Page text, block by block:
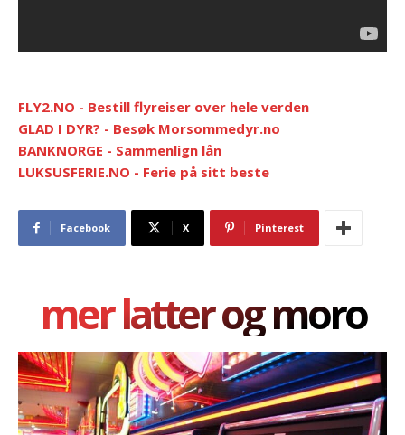
FLY2.NO - Bestill flyreiser over hele verden
GLAD I DYR? - Besøk Morsommedyr.no
BANKNORGE - Sammenlign lån
LUKSUSFERIE.NO - Ferie på sitt beste
Facebook X Pinterest
mer latter og moro